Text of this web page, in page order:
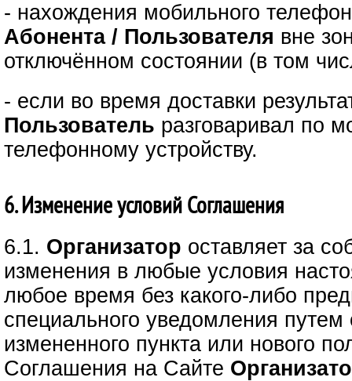
- нахождения мобильного
Абонента / Пользователя вне
отключённом состоянии (в том
- если во время доставки
Пользователь разговаривал по
телефонному устройству.
6. Изменение условий Соглашения
6.1. Организатор оставляет за
изменения в любые условия
любое время без какого-либо
специального уведомления путем
измененного пункта или нового
Соглашения на Сайте